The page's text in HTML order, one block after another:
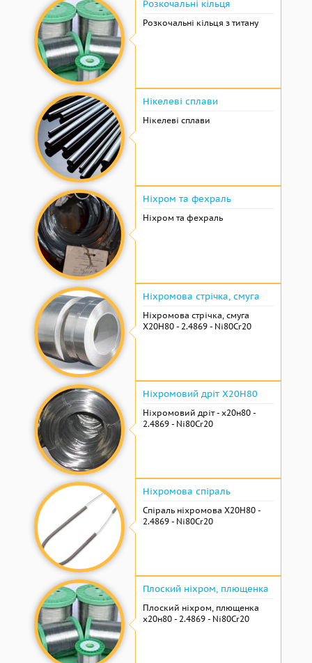
Розкочальні кільця
Розкочальні кільця з титану
Нікелеві сплави
Нікелеві сплави
Ніхром та фехраль
Ніхром та фехраль
Ніхромова стрічка, смуга
Ніхромова стрічка, смуга
Х20Н80 - 2.4869 - Ni80Cr20
Ніхромовий дріт Х20Н80
Ніхромовий дріт - х20н80 -
2.4869 - Ni80Cr20
Ніхромова спіраль
Спіраль ніхромова Х20Н80 -
2.4869 - Ni80Cr20
Плоский ніхром, плющенка
Плоский ніхром, плющенка
х20н80 - 2.4869 - Ni80Cr20